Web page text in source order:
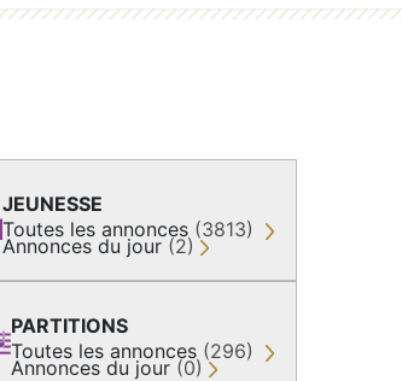
JEUNESSE
Toutes les annonces (3813)
Annonces du jour (2)
PARTITIONS
Toutes les annonces (296)
Annonces du jour (0)